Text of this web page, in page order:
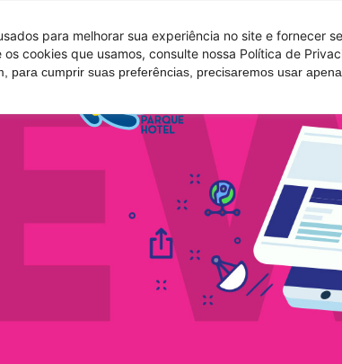
​​para melhorar sua experiência no site e fornecer
cookies que usamos, consulte nossa Política de
para cumprir suas preferências, precisaremos usar
Tire